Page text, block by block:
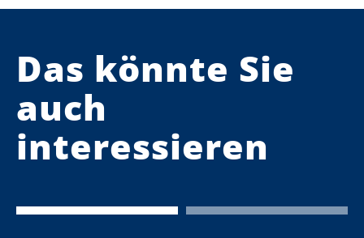
Das könnte Sie
auch
interessieren